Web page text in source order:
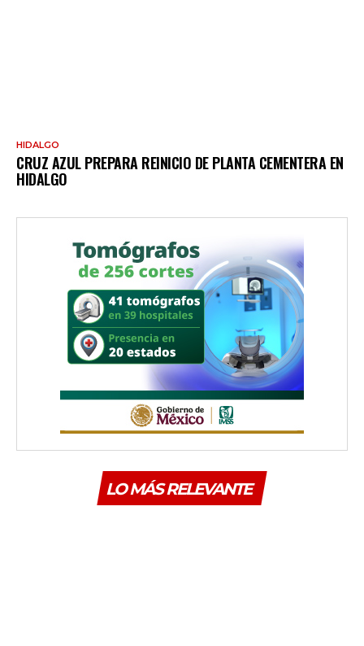
HIDALGO
CRUZ AZUL PREPARA REINICIO DE PLANTA CEMENTERA EN
HIDALGO
LO MÁS RELEVANTE